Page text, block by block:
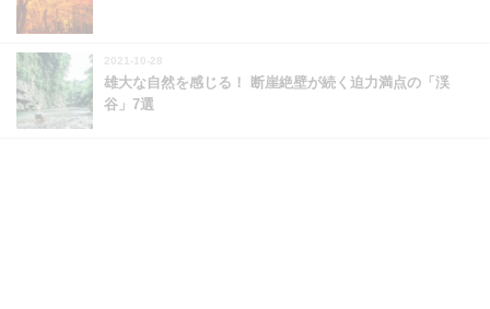
2021-10-28
雄大な自然を感じる！ 断崖絶壁が続く迫力満点の「渓
谷」7選